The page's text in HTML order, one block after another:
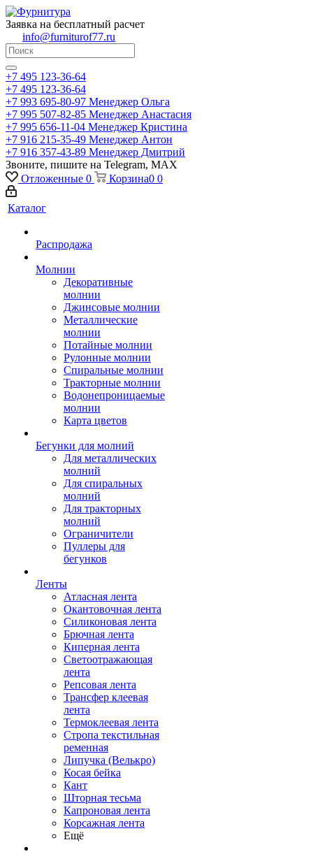
Заявка на бесплатный расчет
info@furniturof77.ru
+7 495 123-36-64
+7 495 123-36-64
+7 993 695-80-97 Менеджер Ольга
+7 995 507-82-85 Менеджер Анастасия
+7 995 656-11-04 Менеджер Кристина
+7 916 215-35-49 Менеджер Антон
+7 916 357-43-89 Менеджер Дмитрий
Звоните, пишите на Telegram, MAX
Отложенные 0 Корзина0 0
Каталог
Распродажа
Молнии
Декоративные
молнии
Джинсовые молнии
Металлические
молнии
Потайные молнии
Рулонные молнии
Спиральные молнии
Тракторные молнии
Водонепроницаемые
молнии
Карта цветов
Бегунки для молний
Для металлических
молний
Для спиральных
молний
Для тракторных
молний
Ограничители
Пуллеры для
бегунков
Ленты
Атласная лента
Окантовочная лента
Силиконовая лента
Брючная лента
Киперная лента
Светоотражающая
лента
Репсовая лента
Трансфер клеевая
лента
Термоклеевая лента
Стропа текстильная
ременная
Липучка (Велькро)
Косая бейка
Кант
Шторная тесьма
Капроновая лента
Корсажная лента
Ещё